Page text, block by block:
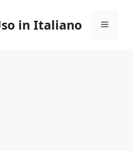
in Italiano Menu